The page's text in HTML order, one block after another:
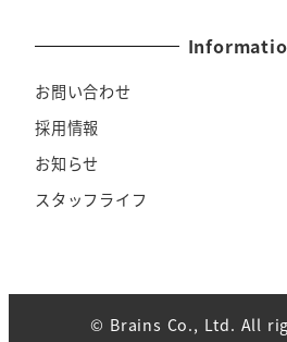
お問い合わせ
採用情報
お知らせ
スタッフライフ
© Brains Co., Ltd. All